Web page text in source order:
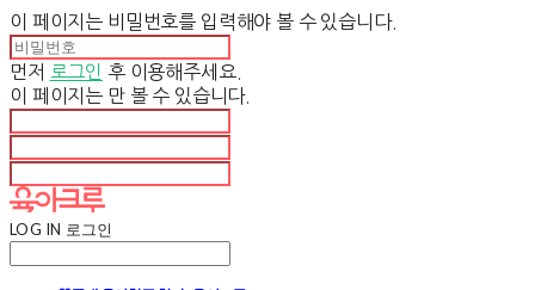
이 페이지는 비밀번호를 입력해야 볼 수 있습니다.
먼저 로그인 후 이용해주세요.
이 페이지는 만 볼 수 있습니다.
LOG IN 로그인